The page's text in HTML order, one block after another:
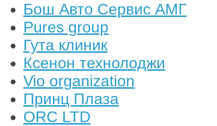
Бош Авто Сервис АМГ
Pures group
Гута клиник
Ксенон технолоджи
Vio organization
Принц Плаза
ORC LTD